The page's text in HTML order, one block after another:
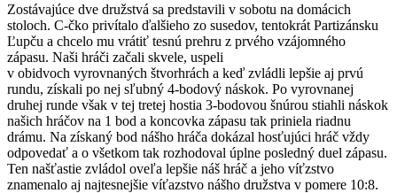
Zostávajúce dve družstvá sa predstavili v sobotu na domácich
stoloch. C-čko privítalo ďalšieho zo susedov, tentokrát Partizánsku
Ľupču a chcelo mu vrátiť tesnú prehru z prvého vzájomného
zápasu. Naši hráči začali skvele, uspeli
v obidvoch vyrovnaných štvorhrách a keď zvládli lepšie aj prvú
rundu, získali po nej sľubný 4-bodový náskok. Po vyrovnanej
druhej runde však v tej tretej hostia 3-bodovou šnúrou stiahli náskok
našich hráčov na 1 bod a koncovka zápasu tak priniela riadnu
drámu. Na získaný bod nášho hráča dokázal hosťujúci hráč vždy
odpovedať a o všetkom tak rozhodoval úplne posledný duel zápasu.
Ten našťastie zvládol oveľa lepšie náš hráč a jeho víťzstvo
znamenalo aj najtesnejšie víťazstvo nášho družstva v pomere 10:8.